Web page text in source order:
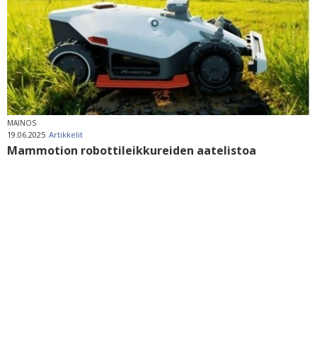
MAINOS
19.06.2025 Artikkelit
Mammotion robottileikkureiden aatelistoa